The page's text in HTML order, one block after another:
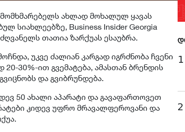
ახლად მოხალულ ყავას
სიახლეებზე, Business Insider Georgia
თათია ზარქუას ესაუბრა.
უკვე ძალიან კარგად იგრძნობა ჩვენი
30%-ით გვემატება, ამასთან ბრენდის
და გვიბრუნდება.
50 ახალი აპარატი და გავაფართოვეთ
კიდევ უფრო მრავალფეროვანი და
1
2